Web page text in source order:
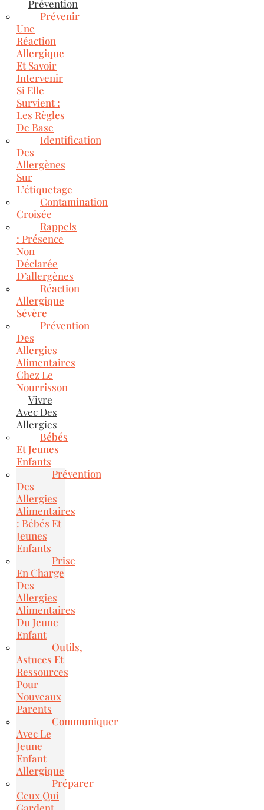
Prévention
Prévenir
Une
Réaction
Allergique
Et Savoir
Intervenir
Si Elle
Survient :
Les Règles
De Base
Identification
Des
Allergènes
Sur
L’étiquetage
Contamination
Croisée
Rappels
: Présence
Non
Déclarée
D’allergènes
Réaction
Allergique
Sévère
Prévention
Des
Allergies
Alimentaires
Chez Le
Nourrisson
Vivre
Avec Des
Allergies
Bébés
Et Jeunes
Enfants
Prévention
Des
Allergies
Alimentaires
: Bébés Et
Jeunes
Enfants
Prise
En Charge
Des
Allergies
Alimentaires
Du Jeune
Enfant
Outils,
Astuces Et
Ressources
Pour
Nouveaux
Parents
Communiquer
Avec Le
Jeune
Enfant
Allergique
Préparer
Ceux Qui